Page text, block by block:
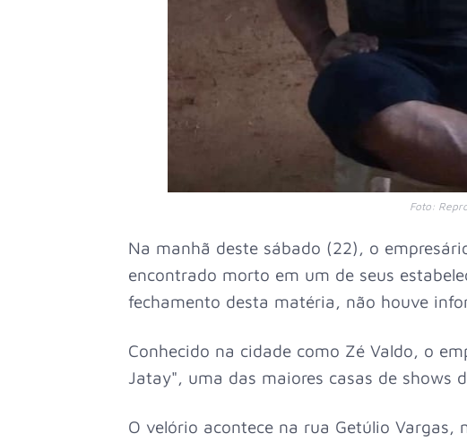
Foto:
Na manhã deste sábado (22), o
encontrado morto em um de seus
fechamento desta matéria, não houve
Conhecido na cidade como Zé Valdo, o
Jatay", uma das maiores casas de shows
O velório acontece na rua Getúlio Vargas,